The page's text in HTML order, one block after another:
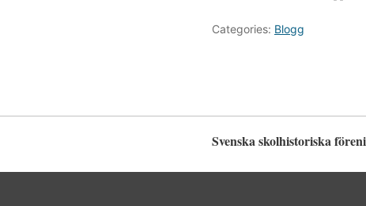
Categories: Blogg
Svenska skolhistoriska